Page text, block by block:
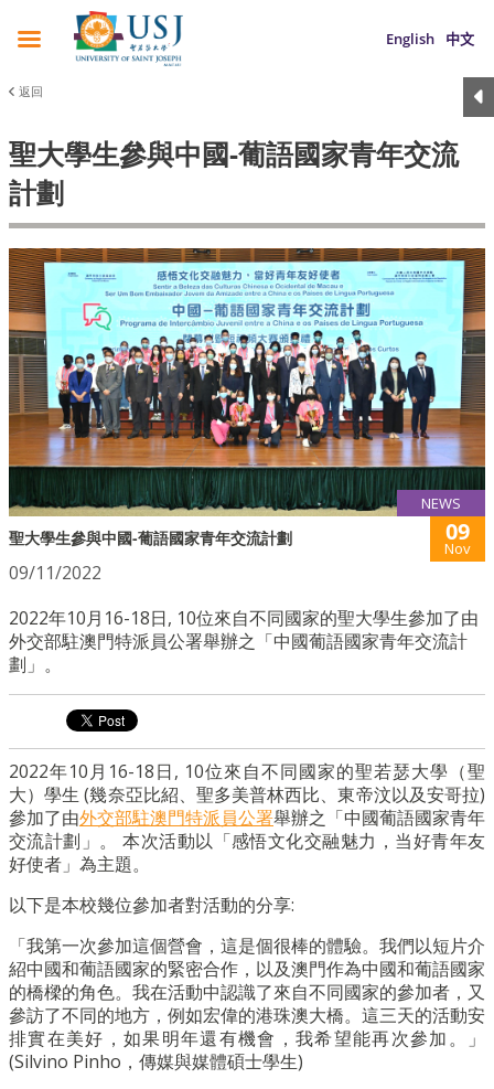
English 中文
返回
聖大學生參與中國-葡語國家青年交流
計劃
NEWS
聖大學生參與中國-葡語國家青年交流計劃 09
Nov
09/11/2022
2022年10月16-18日, 10位來自不同國家的聖大學生參加了由
外交部駐澳門特派員公署舉辦之「中國葡語國家青年交流計
劃」。
2022年10月16-18日, 10位來自不同國家的聖若瑟大學（聖
大）學生 (幾奈亞比紹、聖多美普林西比、東帝汶以及安哥拉)
參加了由外交部駐澳門特派員公署舉辦之「中國葡語國家青年
交流計劃」。 本次活動以「感悟文化交融魅力，当好青年友
好使者」為主題。
以下是本校幾位參加者對活動的分享:
「我第一次參加這個營會，這是個很棒的體驗。我們以短片介
紹中國和葡語國家的緊密合作，以及澳門作為中國和葡語國家
的橋樑的角色。我在活動中認識了來自不同國家的參加者，又
參訪了不同的地方，例如宏偉的港珠澳大橋。這三天的活動安
排實在美好，如果明年還有機會，我希望能再次參加。」
(Silvino Pinho，傳媒與媒體碩士學生)